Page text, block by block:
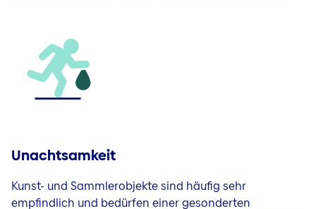
Unachtsamkeit
Kunst- und Sammlerobjekte sind häufig sehr
empfindlich und bedürfen einer gesonderten